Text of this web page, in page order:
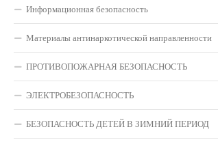
Информационная безопасность
Материалы антинаркотической направленности
ПРОТИВОПОЖАРНАЯ БЕЗОПАСНОСТЬ
ЭЛЕКТРОБЕЗОПАСНОСТЬ
БЕЗОПАСНОСТЬ ДЕТЕЙ В ЗИМНИЙ ПЕРИОД